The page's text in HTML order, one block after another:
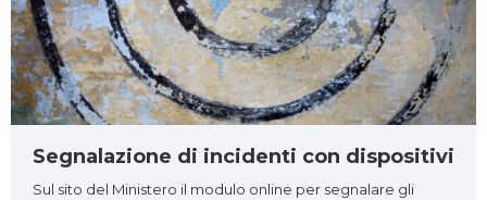
Segnalazione di incidenti con dispositivi
Sul sito del Ministero il modulo online per segnalare gli